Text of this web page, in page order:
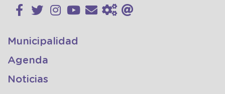
Municipalidad
Agenda
Noticias